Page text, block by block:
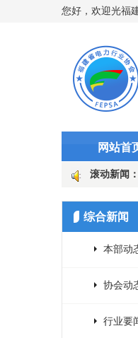
您好，欢迎光福
网站首
滚动新闻：
筑牢迎峰度夏“智能防线”（图
峰而上护良田 国网长汀
综合新闻
本部动
协会动
行业要